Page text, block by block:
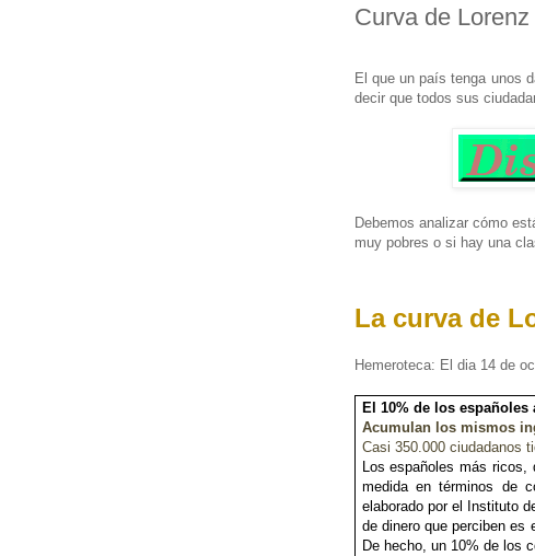
Curva de Lorenz
El que un país tenga unos
decir que todos sus
Debemos analizar cómo
muy pobres o si hay una
La curva de
Hemeroteca: El dia 14 de
El 10% de los
Acumulan los mismos
Casi 350.000 ciudadanos
Los españoles más ricos,
medida en términos de
elaborado por el Instituto
de dinero que perciben es
De hecho, un 10% de los